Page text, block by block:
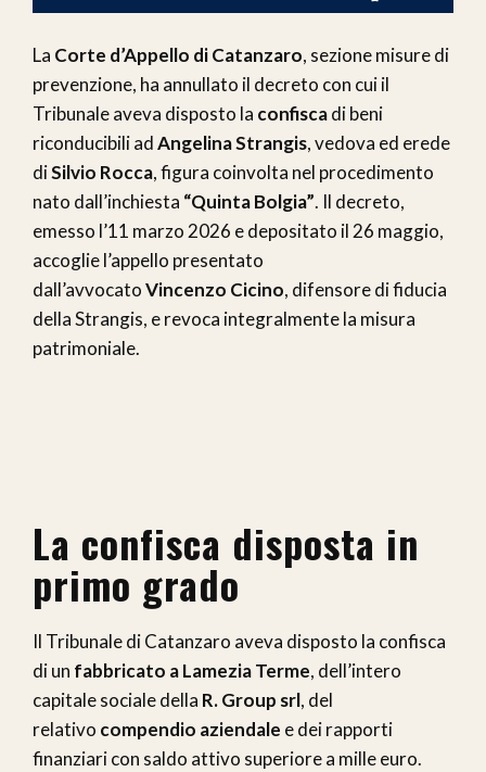
La Corte d’Appello di Catanzaro, sezione misure di
prevenzione, ha annullato il decreto con cui il
Tribunale aveva disposto la confiscadi beni
riconducibili adAngelina Strangis, vedova ed erede
diSilvio Rocca, figura coinvolta nel procedimento
nato dall’inchiesta “Quinta Bolgia”. Il decreto,
emesso l’11 marzo 2026 e depositato il 26 maggio,
accoglie l’appello presentato
dall’avvocatoVincenzo Cicino, difensore di fiducia
della Strangis, e revoca integralmente la misura
patrimoniale.
La confisca disposta in
primo grado
Il Tribunale di Catanzaro aveva disposto la confisca
di un fabbricato a Lamezia Terme, dell’intero
capitale sociale della R. Group srl, del
relativo compendio aziendale e dei rapporti
finanziari con saldo attivo superiore a mille euro.